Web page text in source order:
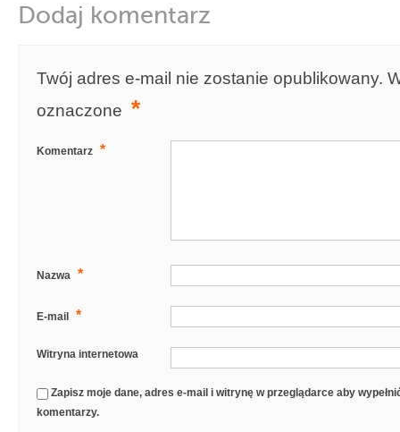
Dodaj komentarz
Twój adres e-mail nie zostanie opublikowany.
oznaczone *
Komentarz *
Nazwa *
E-mail *
Witryna internetowa
Zapisz moje dane, adres e-mail i witrynę w przeglądarce aby
komentarzy.